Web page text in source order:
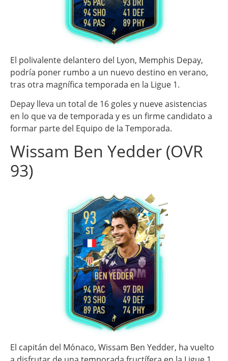
El polivalente delantero del Lyon, Memphis Depay,
podría poner rumbo a un nuevo destino en verano,
tras otra magnífica temporada en la Ligue 1.
Depay lleva un total de 16 goles y nueve asistencias
en lo que va de temporada y es un firme candidato a
formar parte del Equipo de la Temporada.
Wissam Ben Yedder (OVR
93)
El capitán del Mónaco, Wissam Ben Yedder, ha vuelto